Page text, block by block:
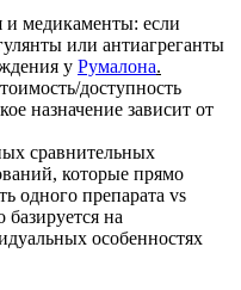
и медикаменты: если
или антиагреганты
у Румалона.
доступность
назначение зависит от
сравнительных
которые прямо
одного препарата vs
базируется на
особенностях